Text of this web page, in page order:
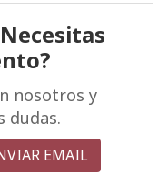
nosotros y
dudas.
EMAIL